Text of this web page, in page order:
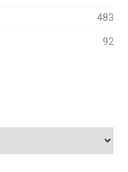
483
92